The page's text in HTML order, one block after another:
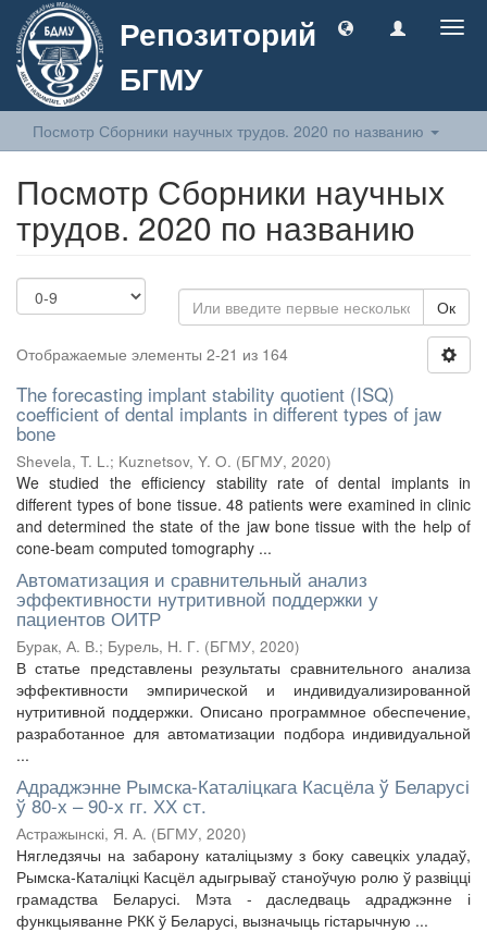
Репозиторий
БГМУ
Посмотр Сборники научных трудов. 2020 по названию
Посмотр Сборники научных
трудов. 2020 по названию
Ок
Отображаемые элементы 2-21 из 164
The forecasting implant stability quotient (ISQ)
coefficient of dental implants in different types of jaw
bone
Shevela, T. L.; Kuznetsov, Y. O. (БГМУ, 2020)
We studied the efficiency stability rate of dental implants in
different types of bone tissue. 48 patients were examined in clinic
and determined the state of the jaw bone tissue with the help of
cone-beam computed tomography ...
Автоматизация и сравнительный анализ
эффективности нутритивной поддержки у
пациентов ОИТР
Бурак, А. В.; Бурель, Н. Г. (БГМУ, 2020)
В статье представлены результаты сравнительного анализа
эффективности эмпирической и индивидуализированной
нутритивной поддержки. Описано программное обеспечение,
разработанное для автоматизации подбора индивидуальной
...
Адраджэнне Рымска-Каталіцкага Касцёла ў Беларусі
ў 80-х – 90-х гг. ХХ ст.
Астражынскі, Я. А. (БГМУ, 2020)
Нягледзячы на забарону каталіцызму з боку савецкіх уладаў,
Рымска-Каталіцкі Касцёл адыгрываў станоўчую ролю ў развіцці
грамадства Беларусі. Мэта - даследваць адраджэнне і
функцыяванне РКК ў Беларусі, вызначыць гістарычную ...